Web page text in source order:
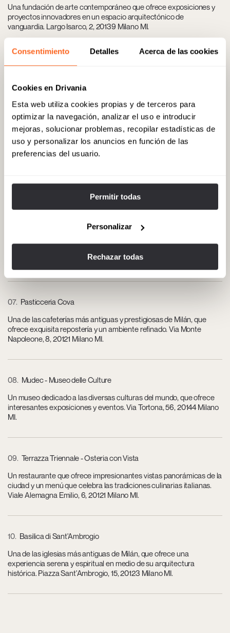
Consentimiento Detalles Acerca de las cookies
Cookies en Drivania
Esta web utiliza cookies propias y de terceros para
optimizar la navegación, analizar el uso e introducir
mejoras, solucionar problemas, recopilar estadísticas de
uso y personalizar los anuncios en función de las
preferencias del usuario.
Permitir todas
Personalizar
Rechazar todas
Una fundación de arte contemporáneo que ofrece exposiciones y
proyectos innovadores en un espacio arquitectónico de
vanguardia. Largo Isarco, 2, 20139 Milano MI.
04 Marchesi 1824
Una pastelería histórica que ofrece dulces y pasteles finamente
Maria alla Porta, 11/a, 20123 Milano MI.
05 Ceresio 7 Pools & Restaurant
gourmet. Via Ceresio, 7, 20154 Milano MI.
Cusani, 5, 20121 Milano MI.
07 Pasticceria Cova
Una de las cafeterías más antiguas y prestigiosas de Milán, que
ofrece exquisita repostería y un ambiente refinado. Via Monte
Napoleone, 8, 20121 Milano MI.
08 Mudec - Museo delle Culture
Un museo dedicado a las diversas culturas del mundo, que ofrece
interesantes exposiciones y eventos. Via Tortona, 56, 20144 Milano
MI.
09 Terrazza Triennale - Osteria con Vista
Un restaurante que ofrece impresionantes vistas panorámicas de la
ciudad y un menú que celebra las tradiciones culinarias italianas.
Viale Alemagna Emilio, 6, 20121 Milano MI.
10 Basilica di Sant'Ambrogio
Una de las iglesias más antiguas de Milán, que ofrece una
experiencia serena y espiritual en medio de su arquitectura
histórica. Piazza Sant'Ambrogio, 15, 20123 Milano MI.